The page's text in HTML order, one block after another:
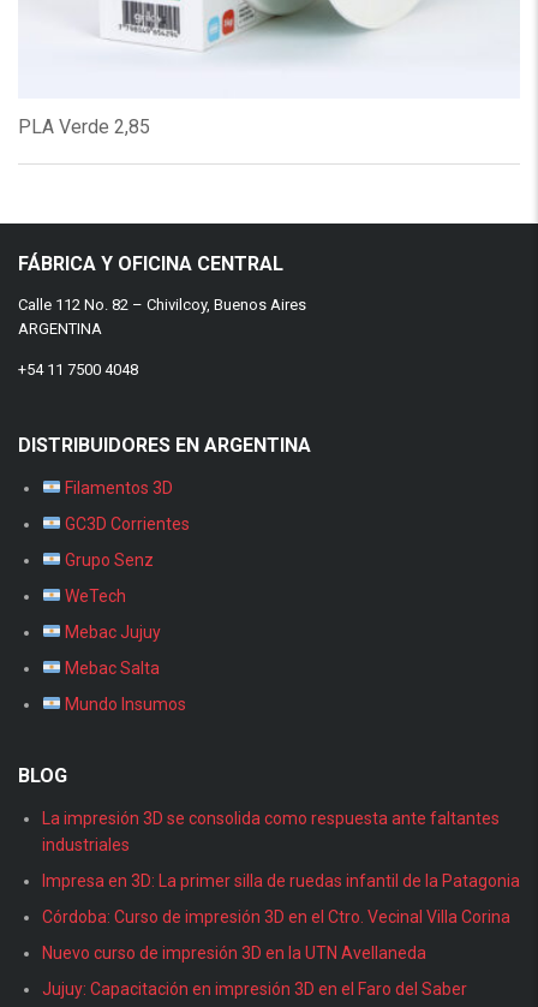
PLA Verde 2,85
FÁBRICA Y OFICINA CENTRAL
Calle 112 No. 82 – Chivilcoy, Buenos Aires
ARGENTINA
+54 11 7500 4048
DISTRIBUIDORES EN ARGENTINA
Filamentos 3D
GC3D Corrientes
Grupo Senz
WeTech
Mebac Jujuy
Mebac Salta
Mundo Insumos
BLOG
La impresión 3D se consolida como respuesta ante faltantes
industriales
Impresa en 3D: La primer silla de ruedas infantil de la Patagonia
Córdoba: Curso de impresión 3D en el Ctro. Vecinal Villa Corina
Nuevo curso de impresión 3D en la UTN Avellaneda
Jujuy: Capacitación en impresión 3D en el Faro del Saber